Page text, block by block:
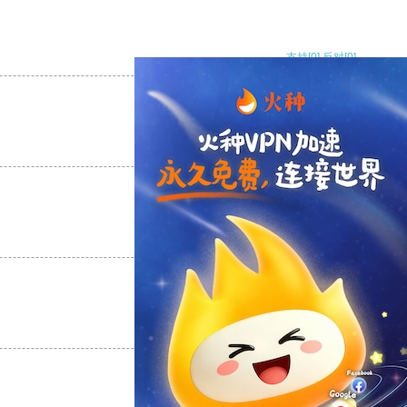
支持[0] 反对[0]
支持[0] 反对
支持
支持 反对 [0]